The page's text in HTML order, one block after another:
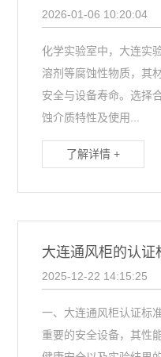
2026-01-06 10:20:04
化学实验室中，大连实
溶剂等腐蚀性物质，其
安全与设备寿命。选择
蚀介质特性及使用...
了解详情 +
大连通风柜的认
2025-12-22 14:15:25
一、大连通风柜认证标
重要的安全设备，其性